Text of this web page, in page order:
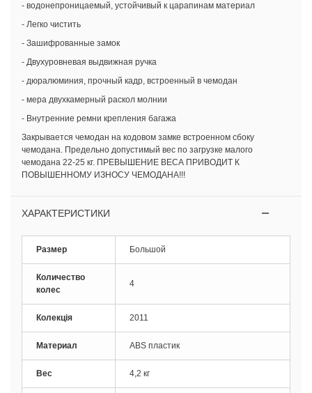
- водонепроницаемый, устойчивый к царапинам материал
- Легко чистить
- Зашифрованные замок
- Двухуровневая выдвижная ручка
- дюралюминия, прочный кадр, встроенный в чемодан
- мера двухкамерный раскол молнии
- Внутренние ремни крепления багажа
Закрывается чемодан на кодовом замке встроенном сбоку
чемодана. Предельно допустимый вес по загрузке малого
чемодана 22-25 кг. ПРЕВЫШЕНИЕ ВЕСА ПРИВОДИТ К
ПОВЫШЕННОМУ ИЗНОСУ ЧЕМОДАНА!!!
ХАРАКТЕРИСТИКИ
Размер Большой
Количество
колес
4
Колекція 2011
Материал ABS пластик
Вес 4,2 кг